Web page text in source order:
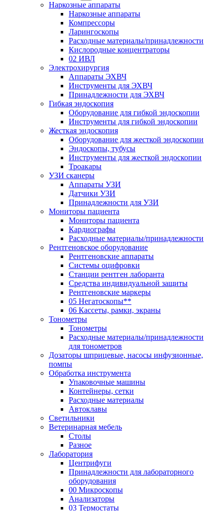
Наркозные аппараты
Наркозные аппараты
Компрессоры
Ларингоскопы
Расходные материалы/принадлежности
Кислородные концентраторы
02 ИВЛ
Электрохирургия
Аппараты ЭХВЧ
Инструменты для ЭХВЧ
Принадлежности для ЭХВЧ
Гибкая эндоскопия
Оборудование для гибкой эндоскопии
Инструменты для гибкой эндоскопии
Жесткая эндоскопия
Оборудование для жесткой эндоскопии
Эндоскопы, тубусы
Инструменты для жесткой эндоскопии
Троакары
УЗИ сканеры
Аппараты УЗИ
Датчики УЗИ
Принадлежности для УЗИ
Мониторы пациента
Мониторы пациента
Кардиографы
Расходные материалы/принадлежности
Рентгеновское оборудование
Рентгеновские аппараты
Системы оцифровки
Станции рентген лаборанта
Средства индивидуальной защиты
Рентгеновские маркеры
05 Негатоскопы**
06 Кассеты, рамки, экраны
Тонометры
Тонометры
Расходные материалы/принадлежности
для тонометров
Дозаторы шприцевые, насосы инфузионные,
помпы
Обработка инструмента
Упаковочные машины
Контейнеры, сетки
Расходные материалы
Автоклавы
Светильники
Ветеринарная мебель
Столы
Разное
Лаборатория
Центрифуги
Принадлежности для лабораторного
оборудования
00 Микроскопы
Анализаторы
03 Термостаты